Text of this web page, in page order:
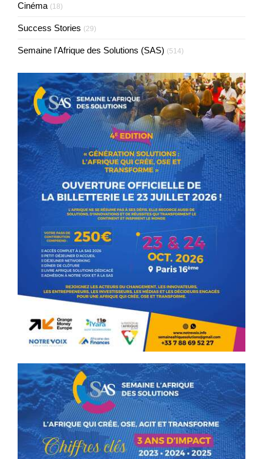
Cinéma (18)
Success Stories (29)
Semaine l'Afrique des Solutions (SAS) (514)